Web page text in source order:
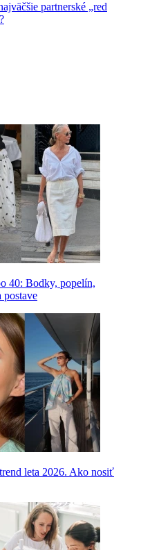
partnerské „red
40: Bodky, popelín,
postave
leta 2026. Ako nosiť